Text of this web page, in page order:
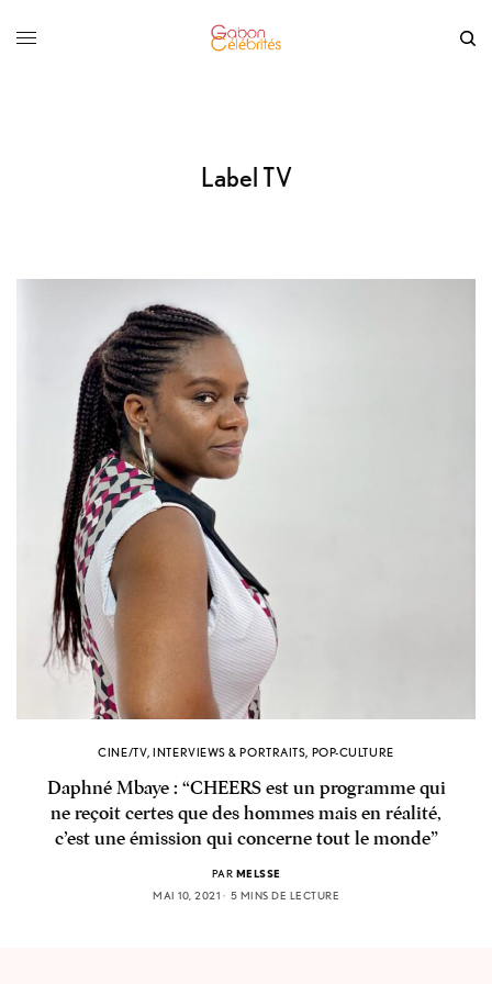
Label TV
CINE/TV,INTERVIEWS & PORTRAITS, POP-CULTURE
Daphné Mbaye : “CHEERS est un programme qui
ne reçoit certes que des hommes mais en réalité,
c’est une émission qui concerne tout le monde”
PAR MELSSE
MAI 10, 2021
5 MINS DE LECTURE